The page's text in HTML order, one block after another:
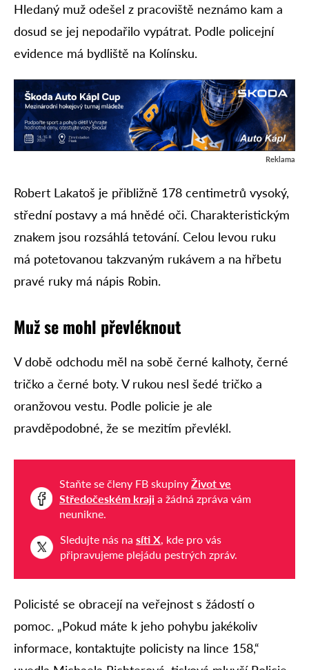
Hledaný muž odešel z pracoviště neznámo kam a
dosud se jej nepodařilo vypátrat. Podle policejní
evidence má bydliště na Kolínsku.
Reklama
Robert Lakatoš je přibližně 178 centimetrů vysoký,
střední postavy a má hnědé oči. Charakteristickým
znakem jsou rozsáhlá tetování. Celou levou ruku
má potetovanou takzvaným rukávem a na hřbetu
pravé ruky má nápis Robin.
Muž se mohl převléknout
V době odchodu měl na sobě černé kalhoty, černé
tričko a černé boty. V rukou nesl šedé tričko a
oranžovou vestu. Podle policie je ale
pravděpodobné, že se mezitím převlékl.
Staňte se členy FB skupiny Život ve
Středočeském kraji a žádná zpráva vám
neunikne.
Sledujte nás na síti X, kde pro vás
připravujeme plejádu pestrých zpráv.
Policisté se obracejí na veřejnost s žádostí o
pomoc. „Pokud máte k jeho pohybu jakékoliv
informace, kontaktujte policisty na lince 158,“